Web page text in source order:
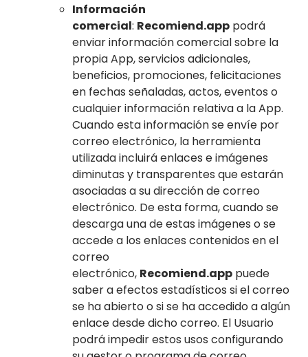
Información
comercial: Recomiend.app podrá
enviar información comercial sobre la
propia App, servicios adicionales,
beneficios, promociones, felicitaciones
en fechas señaladas, actos, eventos o
cualquier información relativa a la App.
Cuando esta información se envíe por
correo electrónico, la herramienta
utilizada incluirá enlaces e imágenes
diminutas y transparentes que estarán
asociadas a su dirección de correo
electrónico. De esta forma, cuando se
descarga una de estas imágenes o se
accede a los enlaces contenidos en el
correo
electrónico, Recomiend.app puede
saber a efectos estadísticos si el correo
se ha abierto o si se ha accedido a algún
enlace desde dicho correo. El Usuario
podrá impedir estos usos configurando